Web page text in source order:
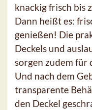
knackig frisch bis
Dann heißt es:
genießen! Die
Deckels und
sorgen zudem für
Und nach dem
transparente
den Deckel